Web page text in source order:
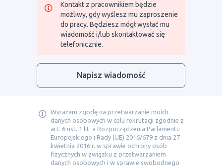
Kontakt z pracownikiem będzie
możliwy, gdy wyślesz mu zaproszenie
do pracy. Będziesz mógł wysłać mu
wiadomość i/lub skontaktować się
telefonicznie.
Napisz wiadomość
Wyrażam zgodę na przetwarzanie moich
danych osobowych w celu rekrutacji zgodnie z
art. 6 ust. 1 lit. a Rozporządzenia Parlamentu
Europejskiego i Rady (UE) 2016/679 z dnia 27
kwietnia 2016 r. w sprawie ochrony osób
fizycznych w związku z przetwarzaniem
danych osobowych i w sprawie swobodnego